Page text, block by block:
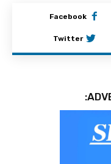
Facebook
Twitter